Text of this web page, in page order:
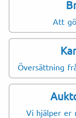
Att
Översättning
Vi hjälper er